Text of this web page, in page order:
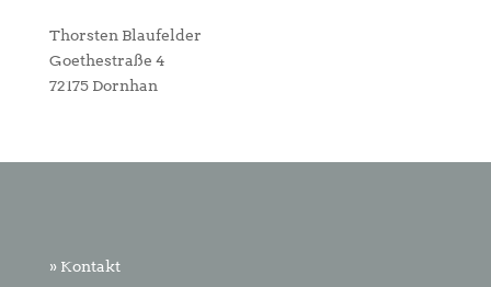
Thorsten Blaufelder
Goethestraße 4
72175 Dornhan
» Kontakt